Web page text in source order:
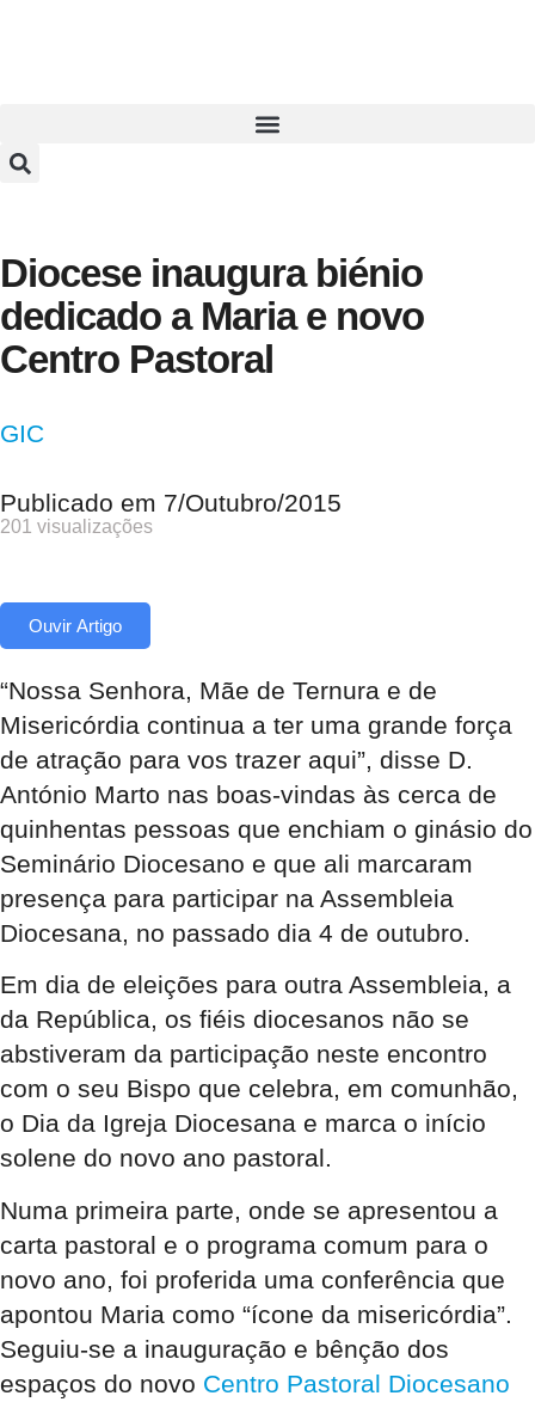
Diocese inaugura biénio
dedicado a Maria e novo
Centro Pastoral
GIC
Publicado em 7/Outubro/2015
201 visualizações
Ouvir Artigo
“Nossa Senhora, Mãe de Ternura e de
Misericórdia continua a ter uma grande força
de atração para vos trazer aqui”, disse D.
António Marto nas boas-vindas às cerca de
quinhentas pessoas que enchiam o ginásio do
Seminário Diocesano e que ali marcaram
presença para participar na Assembleia
Diocesana, no passado dia 4 de outubro.
Em dia de eleições para outra Assembleia, a
da República, os fiéis diocesanos não se
abstiveram da participação neste encontro
com o seu Bispo que celebra, em comunhão,
o Dia da Igreja Diocesana e marca o início
solene do novo ano pastoral.
Numa primeira parte, onde se apresentou a
carta pastoral e o programa comum para o
novo ano, foi proferida uma conferência que
apontou Maria como “ícone da misericórdia”.
Seguiu-se a inauguração e bênção dos
espaços do novo Centro Pastoral Diocesano